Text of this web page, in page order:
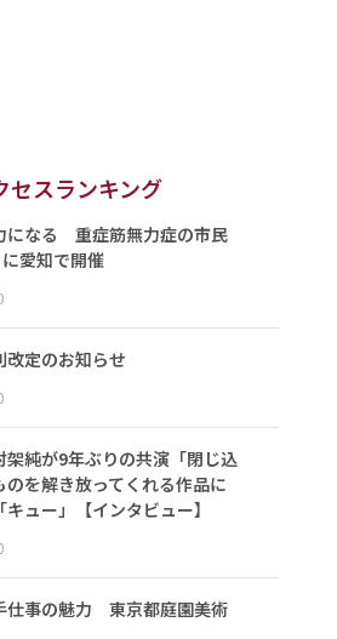
セスランキング
になる 重症筋無力症の市民
愛知で開催
改定のお知らせ
架純が9年ぶりの共演「閉じ込
のを解き放ってくれる作品に
ュー」【インタビュー】
仕事の魅力 東京都庭園美術